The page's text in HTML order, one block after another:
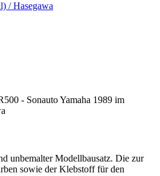
/ Hasegawa
- Sonauto Yamaha 1989 im
unbemalter Modellbausatz. Die zur
sowie der Klebstoff für den